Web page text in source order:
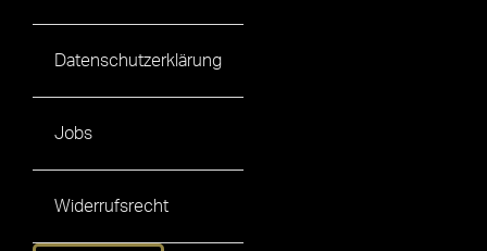
Datenschutzerklärung
Jobs
Widerrufsrecht